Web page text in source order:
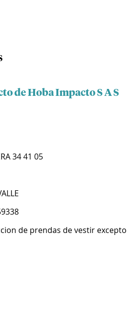
de Hoba Impacto S A S
34 41 05
de prendas de vestir excepto